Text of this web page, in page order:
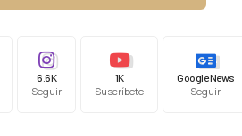
6.6K
Seguir
1K
Suscríbete
Google News
Seguir